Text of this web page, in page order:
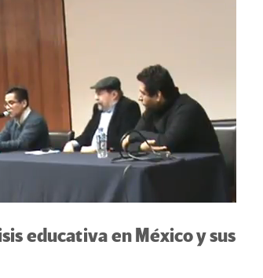
educativa en México y sus